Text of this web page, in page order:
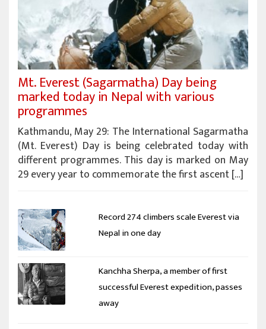
Mt. Everest (Sagarmatha) Day being
marked today in Nepal with various
programmes
Kathmandu, May 29: The International Sagarmatha
(Mt. Everest) Day is being celebrated today with
different programmes. This day is marked on May
29 every year to commemorate the first ascent […]
Record 274 climbers scale Everest via
Nepal in one day
Kanchha Sherpa, a member of first
successful Everest expedition, passes
away